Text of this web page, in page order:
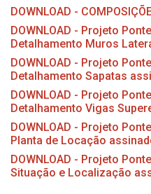
DOWNLOAD -
DOWNLOAD - Projeto
Detalhamento Muros
DOWNLOAD - Projeto
Detalhamento Sapatas
DOWNLOAD - Projeto
Detalhamento Vigas
DOWNLOAD - Projeto
Planta de Locação
DOWNLOAD - Projeto
Situação e Localização